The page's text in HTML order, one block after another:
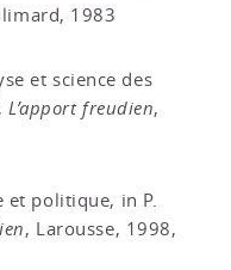
1983
et science des
L’apport freudien,
et politique, in P.
, Larousse, 1998,